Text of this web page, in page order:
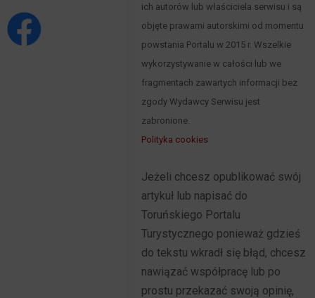
ich autorów lub właściciela serwisu i są
objęte prawami autorskimi od momentu
powstania Portalu w 2015 r. Wszelkie
wykorzystywanie w całości lub we
fragmentach zawartych informacji bez
zgody Wydawcy Serwisu jest
zabronione.
Polityka cookies
Jeżeli chcesz opublikować swój
artykuł lub napisać do
Toruńskiego Portalu
Turystycznego ponieważ gdzieś
do tekstu wkradł się błąd, chcesz
nawiązać współpracę lub po
prostu przekazać swoją opinię,